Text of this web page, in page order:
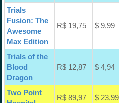
Trials
Fusion: The
Awesome
Max Edition
R$ 19,75 $ 9,99
Trials of the
Blood
Dragon
R$ 12,87 $ 4,94
Two Point
R$ 89,97 $ 23,99